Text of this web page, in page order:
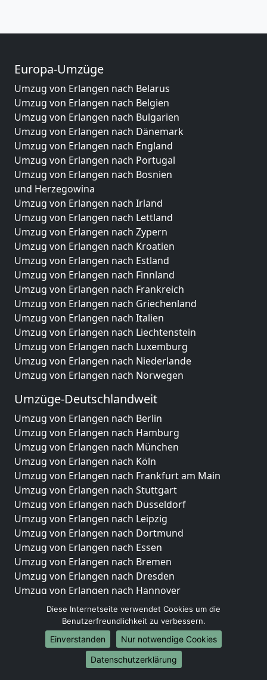
Europa-Umzüge
Umzug von Erlangen nach Belarus
Umzug von Erlangen nach Belgien
Umzug von Erlangen nach Bulgarien
Umzug von Erlangen nach Dänemark
Umzug von Erlangen nach England
Umzug von Erlangen nach Portugal
Umzug von Erlangen nach Bosnien
und Herzegowina
Umzug von Erlangen nach Irland
Umzug von Erlangen nach Lettland
Umzug von Erlangen nach Zypern
Umzug von Erlangen nach Kroatien
Umzug von Erlangen nach Estland
Umzug von Erlangen nach Finnland
Umzug von Erlangen nach Frankreich
Umzug von Erlangen nach Griechenland
Umzug von Erlangen nach Italien
Umzug von Erlangen nach Liechtenstein
Umzug von Erlangen nach Luxemburg
Umzug von Erlangen nach Niederlande
Umzug von Erlangen nach Norwegen
Umzüge-Deutschlandweit
Umzug von Erlangen nach Berlin
Umzug von Erlangen nach Hamburg
Umzug von Erlangen nach München
Umzug von Erlangen nach Köln
Umzug von Erlangen nach Frankfurt am Main
Umzug von Erlangen nach Stuttgart
Umzug von Erlangen nach Düsseldorf
Umzug von Erlangen nach Leipzig
Umzug von Erlangen nach Dortmund
Umzug von Erlangen nach Essen
Umzug von Erlangen nach Bremen
Umzug von Erlangen nach Dresden
Umzug von Erlangen nach Hannover
Umzug von Erlangen nach Nürnberg
Umzug von Erlangen nach Duisburg
Umzug von Erlangen nach Bochum
Umzug von Erlangen nach Wuppertal
Umzug von Erlangen nach Bielefeld
Diese Internetseite verwendet Cookies um die
Benutzerfreundlichkeit zu verbessern.
Einverstanden
Nur notwendige Cookies
Datenschutzerklärung